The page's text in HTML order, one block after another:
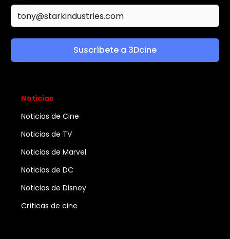
Suscríbete a 3Dcine
Noticias
Noticias de Cine
Noticias de TV
Noticias de Marvel
Noticias de DC
Noticias de Disney
Críticas de cine